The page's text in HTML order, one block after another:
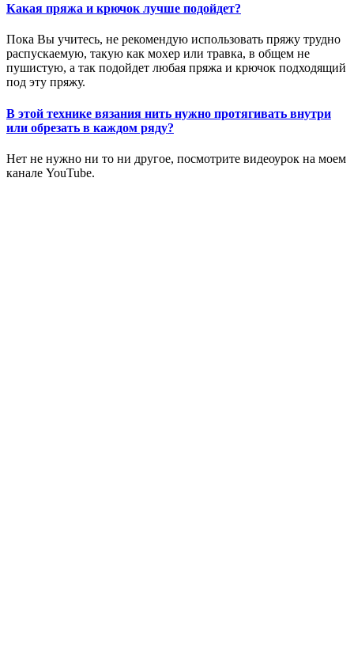
Какая пряжа и крючок лучше подойдет?
Пока Вы учитесь, не рекомендую использовать пряжу трудно
распускаемую, такую как мохер или травка, в общем не
пушистую, а так подойдет любая пряжа и крючок подходящий
под эту пряжу.
В этой технике вязания нить нужно протягивать внутри
или обрезать в каждом ряду?
Нет не нужно ни то ни другое, посмотрите видеоурок на моем
канале YouTube.